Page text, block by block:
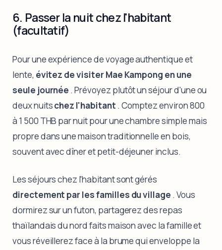
6. Passer la nuit chez l'habitant
(facultatif)
Pour une expérience de voyage authentique et
lente, évitez de visiter Mae Kampong en une
seule journée . Prévoyez plutôt un séjour d'une ou
deux nuitschez l'habitant . Comptez environ 800
à 1 500 THB par nuit pour une chambre simple mais
propre dans une maison traditionnelle en bois,
souvent avec dîner et petit-déjeuner inclus.
Les séjours chez l'habitant sont gérés
directement par les familles du village . Vous
dormirez sur un futon, partagerez des repas
thaïlandais du nord faits maison avec la famille et
vous réveillerez face à la brume qui enveloppe la